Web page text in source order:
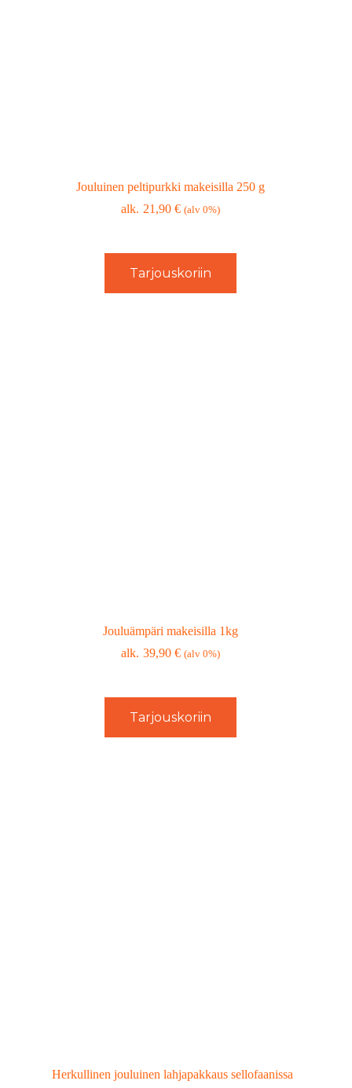
Jouluinen peltipurkki makeisilla 250 g
21,90€ (alv 0%)
Tarjouskoriin
Jouluämpäri makeisilla 1kg
39,90€ (alv 0%)
Tarjouskoriin
Herkullinen jouluinen lahjapakkaus sellofaanissa